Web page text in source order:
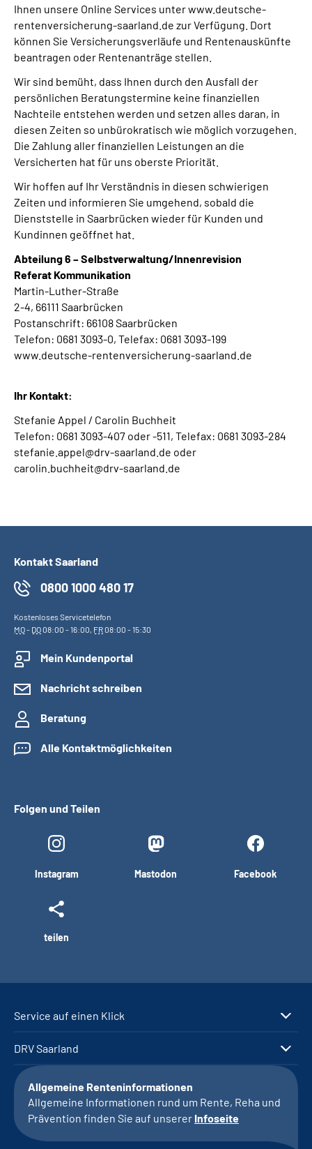
Ihnen unsere Online Services unter www.deutsche-
rentenversicherung-saarland.de zur Verfügung. Dort
können Sie Versicherungsverläufe und Rentenauskünfte
beantragen oder Rentenanträge stellen.
Wir sind bemüht, dass Ihnen durch den Ausfall der
persönlichen Beratungstermine keine finanziellen
Nachteile entstehen werden und setzen alles daran, in
diesen Zeiten so unbürokratisch wie möglich vorzugehen.
Die Zahlung aller finanziellen Leistungen an die
Versicherten hat für uns oberste Priorität.
Wir hoffen auf Ihr Verständnis in diesen schwierigen
Zeiten und informieren Sie umgehend, sobald die
Dienststelle in Saarbrücken wieder für Kunden und
Kundinnen geöffnet hat.
Abteilung 6 – Selbstverwaltung/Innenrevision
Referat Kommunikation
Martin-Luther-Straße
2-4, 66111 Saarbrücken
Postanschrift: 66108 Saarbrücken
Telefon: 0681 3093-0, Telefax: 0681 3093-199
www.deutsche-rentenversicherung-saarland.de
Ihr Kontakt:
Stefanie Appel / Carolin Buchheit
Telefon: 0681 3093-407 oder -511, Telefax: 0681 3093-284
stefanie.appel@drv-saarland.de oder
carolin.buchheit@drv-saarland.de
Kontakt Saarland
0800 1000 480 17
Kostenloses Servicetelefon
MO- DO08:00 - 16:00, FR08:00 - 15:30
Mein Kundenportal
Nachricht schreiben
Beratung
Alle Kontaktmöglichkeiten
Folgen und Teilen
Instagram Mastodon Facebook
teilen
Service auf einen Klick
DRV Saarland
Allgemeine Renteninformationen
Allgemeine Informationen rund um Rente, Reha und
Prävention finden Sie auf unserer Infoseite